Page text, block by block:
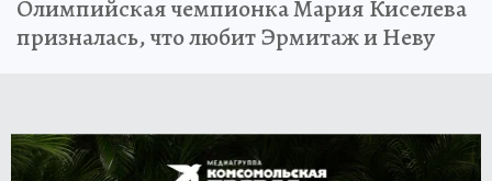
Олимпийская чемпионка Мария Киселева
призналась, что любит Эрмитаж и Неву